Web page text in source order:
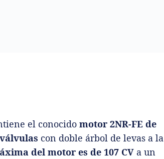
el conocido motor 2NR-FE de
con doble árbol de levas a la
del motor es de 107 CV a un